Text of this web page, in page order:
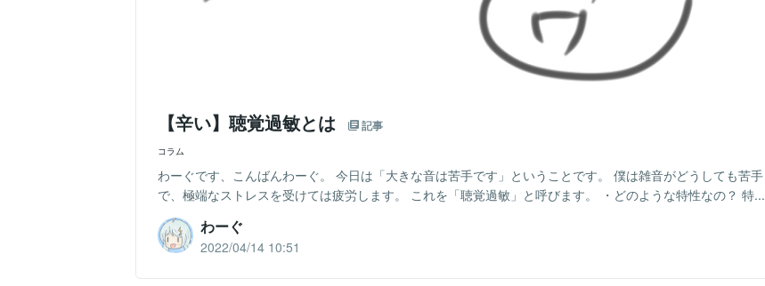
【辛い】聴覚過敏とは 記事
コラム
わーぐです、こんばんわーぐ。 今日は「大きな音は苦手です」ということです。 僕は雑音がどうしても苦手
で、極端なストレスを受けては疲労します。 これを「聴覚過敏」と呼びます。 ・どのような特性なの？ 特...
わーぐ
2022/04/14 10:51